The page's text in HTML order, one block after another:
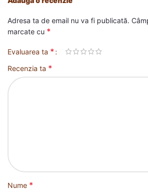
Adresa ta de email nu va fi publicată.
marcate cu *
Evaluarea ta *
Recenzia ta *
Nume *